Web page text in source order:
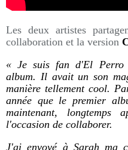
Les deux artistes
collaboration et la version
« Je suis fan d'El Perro
album. Il avait un son
manière tellement cool.
année que le premier
maintenant, longtemps
l'occasion de collaborer.
J'ai envoyé à Sarah ma